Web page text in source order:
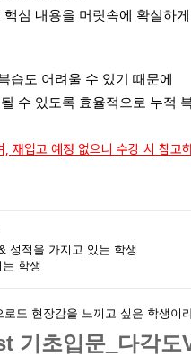
심 내용을 머릿속에 확실하게
습도 어려울 수 있기 때문에
수 있도록 효율적으로 누적
재입고 예정 없으니 수강 시 참고
성적을 가지고 있는 학생
학생
로도 현장감을 느끼고 싶은 학생이
기초입문_다각